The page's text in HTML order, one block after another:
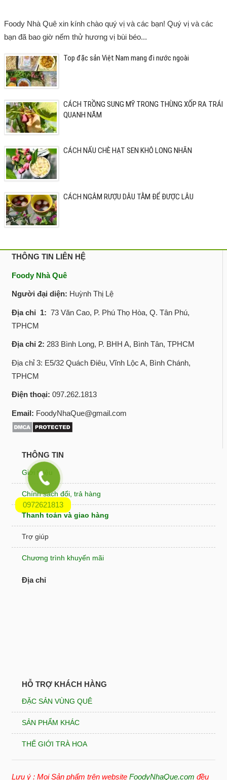
Foody Nhà Quê xin kính chào quý vị và các bạn! Quý vị và các
bạn đã bao giờ nếm thử hương vị bùi béo...
Top đặc sản Việt Nam mang đi nước ngoài
CÁCH TRỒNG SUNG MỸ TRONG THÙNG XỐP RA TRÁI
QUANH NĂM
CÁCH NẤU CHÈ HẠT SEN KHÔ LONG NHÃN
CÁCH NGÂM RƯỢU DÂU TẰM ĐỂ ĐƯỢC LÂU
0972621813
THÔNG TIN LIÊN HỆ
Foody Nhà Quê
Người đại diện: Huỳnh Thị Lệ
Địa chỉ 1: 73 Văn Cao, P. Phú Thọ Hòa, Q. Tân Phú,
TPHCM
Địa chỉ 2: 283 Bình Long, P. BHH A, Bình Tân, TPHCM
Địa chỉ 3: E5/32 Quách Điêu, Vĩnh Lộc A, Bình Chánh,
TPHCM
Điện thoại: 097.262.1813
Email: FoodyNhaQue@gmail.com
THÔNG TIN
Giới thiệu
Chính sách đổi, trả hàng
Thanh toán và giao hàng
Trợ giúp
Chương trình khuyến mãi
Địa chỉ
HỖ TRỢ KHÁCH HÀNG
ĐẶC SẢN VÙNG QUÊ
SẢN PHẨM KHÁC
THẾ GIỚI TRÀ HOA
Lưu ý : Mọi Sản phẩm trên website FoodyNhaQue.com đều